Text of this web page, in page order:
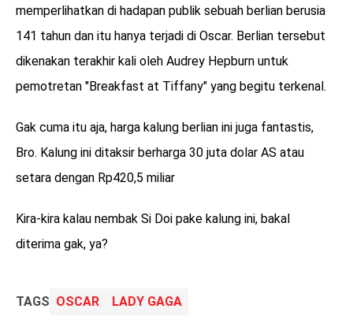
memperlihatkan di hadapan publik sebuah berlian berusia
141 tahun dan itu hanya terjadi di Oscar. Berlian tersebut
dikenakan terakhir kali oleh Audrey Hepburn untuk
pemotretan "Breakfast at Tiffany" yang begitu terkenal.
Gak cuma itu aja, harga kalung berlian ini juga fantastis,
Bro. Kalung ini ditaksir berharga 30 juta dolar AS atau
setara dengan Rp420,5 miliar
Kira-kira kalau nembak Si Doi pake kalung ini, bakal
diterima gak, ya?
TAGS OSCAR LADY GAGA